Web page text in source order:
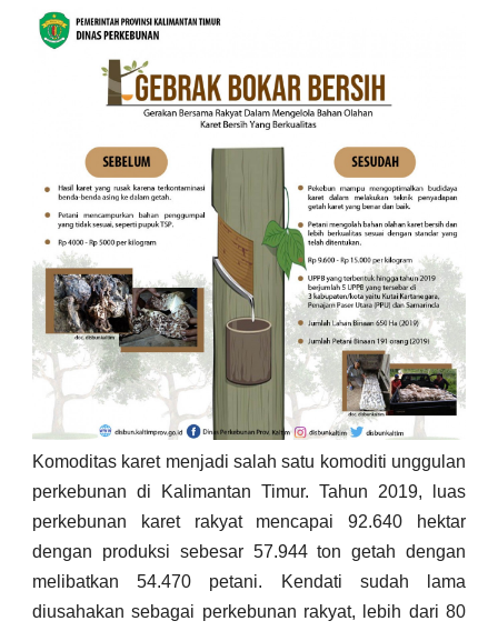
Komoditas karet menjadi salah satu komoditi unggulan
perkebunan di Kalimantan Timur. Tahun 2019, luas
perkebunan karet rakyat mencapai 92.640 hektar
dengan produksi sebesar 57.944 ton getah dengan
melibatkan 54.470 petani. Kendati sudah lama
diusahakan sebagai perkebunan rakyat, lebih dari 80